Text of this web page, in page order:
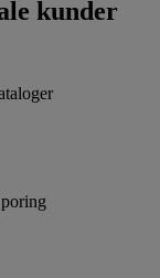
kunder